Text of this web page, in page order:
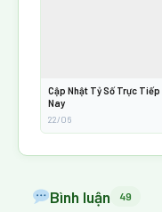
Cập Nhật Tỷ Số Trực
Nay
22/06
Bình luận 49